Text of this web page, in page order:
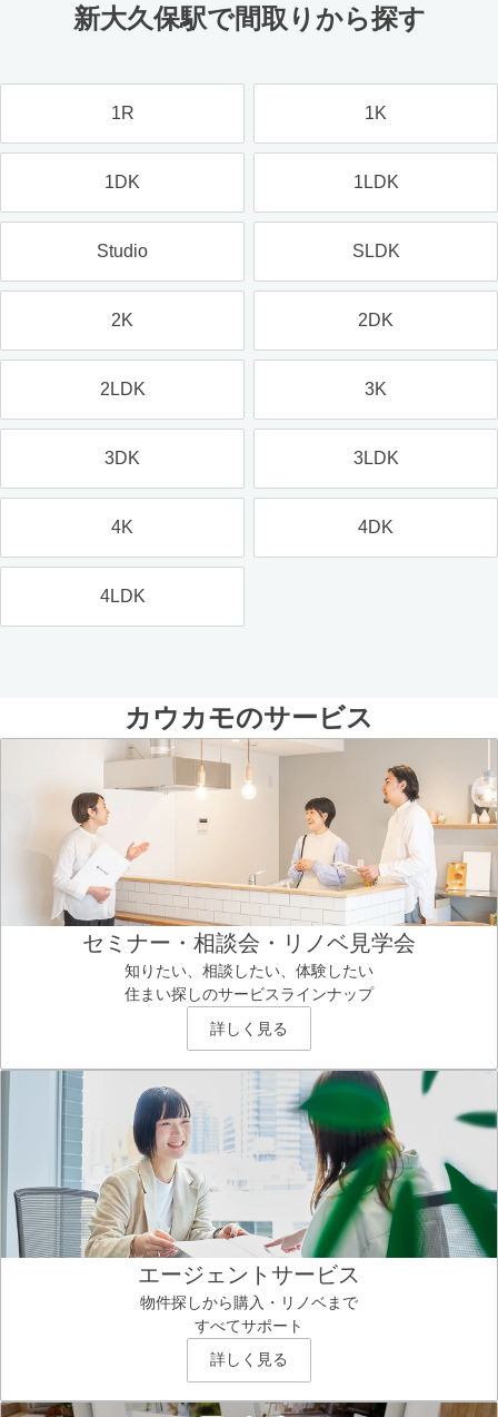
新大久保駅で間取りから探す
1R 1K
1DK 1LDK
Studio SLDK
2K 2DK
2LDK 3K
3DK 3LDK
4K 4DK
4LDK
カウカモのサービス
セミナー・相談会・リノベ見学会
知りたい、相談したい、体験したい
住まい探しのサービスラインナップ
詳しく見る
エージェントサービス
物件探しから購入・リノベまで
すべてサポート
詳しく見る